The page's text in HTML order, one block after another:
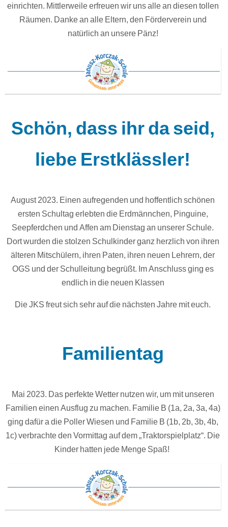
einrichten. Mittlerweile erfreuen wir uns alle an diesen tollen
Räumen. Danke an alle Eltern, den Förderverein und
natürlich an unsere Pänz!
Schön, dass ihr da seid,
liebe Erstklässler!
August 2023. Einen aufregenden und hoffentlich schönen
ersten Schultag erlebten die Erdmännchen, Pinguine,
Seepferdchen und Affen am Dienstag an unserer Schule.
Dort wurden die stolzen Schulkinder ganz herzlich von ihren
älteren Mitschülern, ihren Paten, ihren neuen Lehrern, der
OGS und der Schulleitung begrüßt. Im Anschluss ging es
endlich in die neuen Klassen
Die JKS freut sich sehr auf die nächsten Jahre mit euch.
Familientag
Mai 2023. Das perfekte Wetter nutzen wir, um mit unseren
Familien einen Ausflug zu machen. Familie B (1a, 2a, 3a, 4a)
ging dafür a die Poller Wiesen und Familie B (1b, 2b, 3b, 4b,
1c) verbrachte den Vormittag auf dem „Traktorspielplatz“. Die
Kinder hatten jede Menge Spaß!